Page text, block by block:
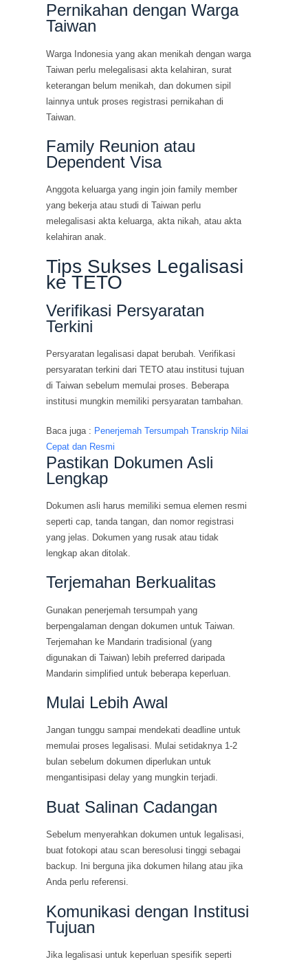
Pernikahan dengan Warga
Taiwan
Warga Indonesia yang akan menikah dengan warga
Taiwan perlu melegalisasi akta kelahiran, surat
keterangan belum menikah, dan dokumen sipil
lainnya untuk proses registrasi pernikahan di
Taiwan.
Family Reunion atau
Dependent Visa
Anggota keluarga yang ingin join family member
yang bekerja atau studi di Taiwan perlu
melegalisasi akta keluarga, akta nikah, atau akta
kelahiran anak.
Tips Sukses Legalisasi
ke TETO
Verifikasi Persyaratan
Terkini
Persyaratan legalisasi dapat berubah. Verifikasi
persyaratan terkini dari TETO atau institusi tujuan
di Taiwan sebelum memulai proses. Beberapa
institusi mungkin memiliki persyaratan tambahan.
Baca juga : Penerjemah Tersumpah Transkrip Nilai
Cepat dan Resmi
Pastikan Dokumen Asli
Lengkap
Dokumen asli harus memiliki semua elemen resmi
seperti cap, tanda tangan, dan nomor registrasi
yang jelas. Dokumen yang rusak atau tidak
lengkap akan ditolak.
Terjemahan Berkualitas
Gunakan penerjemah tersumpah yang
berpengalaman dengan dokumen untuk Taiwan.
Terjemahan ke Mandarin tradisional (yang
digunakan di Taiwan) lebih preferred daripada
Mandarin simplified untuk beberapa keperluan.
Mulai Lebih Awal
Jangan tunggu sampai mendekati deadline untuk
memulai proses legalisasi. Mulai setidaknya 1-2
bulan sebelum dokumen diperlukan untuk
mengantisipasi delay yang mungkin terjadi.
Buat Salinan Cadangan
Sebelum menyerahkan dokumen untuk legalisasi,
buat fotokopi atau scan beresolusi tinggi sebagai
backup. Ini berguna jika dokumen hilang atau jika
Anda perlu referensi.
Komunikasi dengan Institusi
Tujuan
Jika legalisasi untuk keperluan spesifik seperti